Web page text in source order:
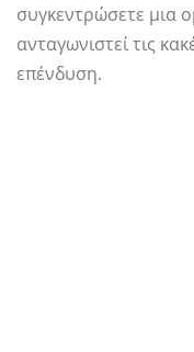
συγκεντρώσετε μια
ανταγωνιστεί τις
επένδυση.